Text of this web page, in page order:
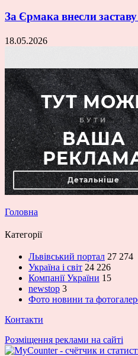
За Єрмака внесли
18.05.2026
Головна
Категорії
Львівський портал 27 274
Україна і світ 24 226
Компанії України 15
newstop 3
Фото новини та
Контакти
Розміщення реклами на сайті